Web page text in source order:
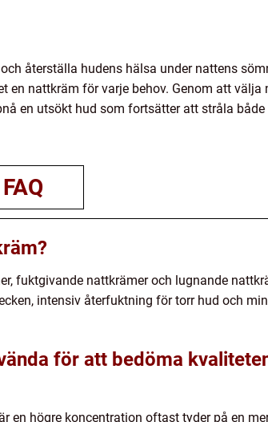
återställa hudens hälsa under nattens
nattkräm för varje behov. Genom att välja
en utsökt hud som fortsätter att stråla
FAQ
fuktgivande nattkrämer och lugnande
intensiv återfuktning för torr hud och
för att bedöma
en högre koncentration oftast tyder på en